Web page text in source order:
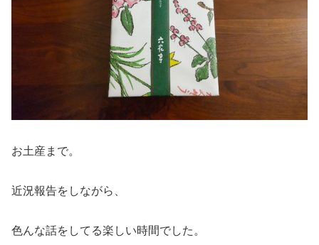
お土産まで。
近況報告をしながら、
色んな話をしてる楽しい時間でした。